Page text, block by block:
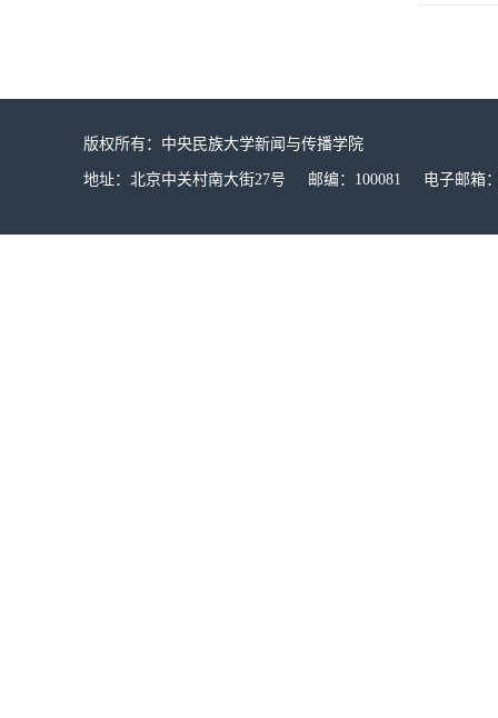
版权所有：中央民族大学新闻与传播学院
地址：北京中关村南大街27号 邮编：100081 电子邮箱：